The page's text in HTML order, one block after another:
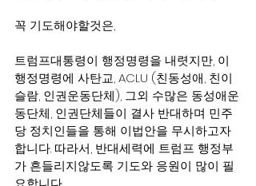
꼭 기도해야할것은,
트럼프대통령이 행정명령을 내렷지만, 이
행정명령에 사탄교, ACLU (친동성애, 친이
슬람, 인권운동단체), 그외 수많은 동성애운
동단체, 인권단체들이 결사 반대하며 민주
당 정치인들을 통해 이법안을 무시하고자
합니다. 따라서, 반대세력에 트럼프 행정부
가 흔들리지않도록 기도와 응원이 많이 필